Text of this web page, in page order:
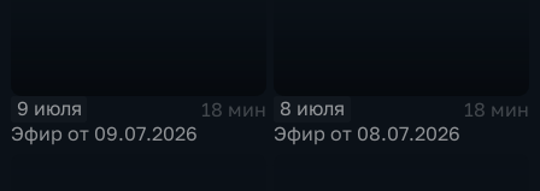
9 июля
18 мин
Эфир от 09.07.2026
8 июля
18 мин
Эфир от 08.07.2026